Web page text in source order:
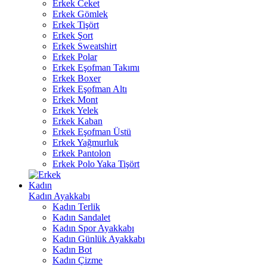
Erkek Ceket
Erkek Gömlek
Erkek Tişört
Erkek Şort
Erkek Sweatshirt
Erkek Polar
Erkek Eşofman Takımı
Erkek Boxer
Erkek Eşofman Altı
Erkek Mont
Erkek Yelek
Erkek Kaban
Erkek Eşofman Üstü
Erkek Yağmurluk
Erkek Pantolon
Erkek Polo Yaka Tişört
Kadın
Kadın Ayakkabı
Kadın Terlik
Kadın Sandalet
Kadın Spor Ayakkabı
Kadın Günlük Ayakkabı
Kadın Bot
Kadın Çizme